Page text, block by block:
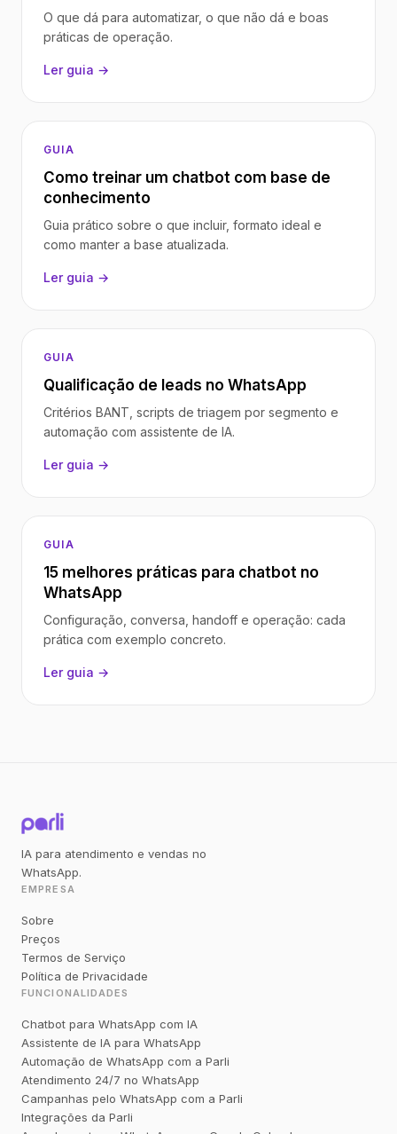
O que dá para automatizar, o que não dá e boas
práticas de operação.
Ler guia →
GUIA
Como treinar um chatbot com base de
conhecimento
Guia prático sobre o que incluir, formato ideal e
como manter a base atualizada.
Ler guia →
GUIA
Qualificação de leads no WhatsApp
Critérios BANT, scripts de triagem por segmento e
automação com assistente de IA.
Ler guia →
GUIA
15 melhores práticas para chatbot no
WhatsApp
Configuração, conversa, handoff e operação: cada
prática com exemplo concreto.
Ler guia →
IA para atendimento e vendas no
WhatsApp.
EMPRESA
Sobre
Preços
Termos de Serviço
Política de Privacidade
FUNCIONALIDADES
Chatbot para WhatsApp com IA
Assistente de IA para WhatsApp
Automação de WhatsApp com a Parli
Atendimento 24/7 no WhatsApp
Campanhas pelo WhatsApp com a Parli
Integrações da Parli